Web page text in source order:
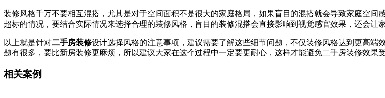
装修风格千万不要相互混搭，尤其是对于空间面积不是很大的家庭格局，如果盲目的混搭就会导致家庭空
超标的情况，要结合实际情况来选择合理的装修风格，盲目的装修混搭会直接影响到视觉感官效果，还会让
以上就是针对二手房装修设计选择风格的注意事项，建议需要了解这些细节问题，不仅装修风格达到更高
题有很多，要比新房装修更麻烦，所以建议大家在这个过程中一定要更耐心，这样才能避免二手房装修效果
相关案例